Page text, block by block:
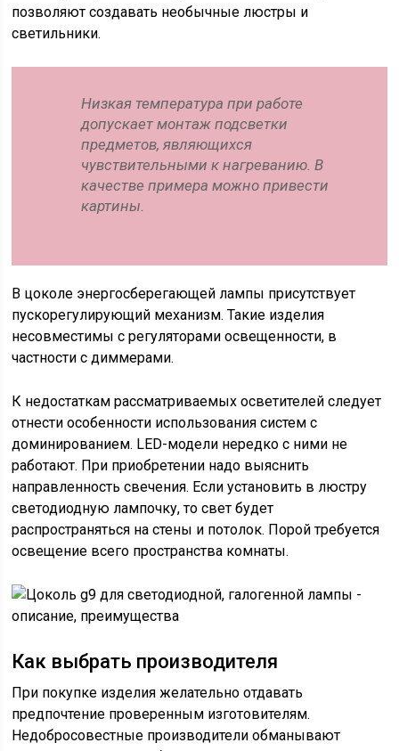
позволяют создавать необычные люстры и
светильники.
Низкая температура при работе
допускает монтаж подсветки
предметов, являющихся
чувствительными к нагреванию. В
качестве примера можно привести
картины.
В цоколе энергосберегающей лампы присутствует
пускорегулирующий механизм. Такие изделия
несовместимы с регуляторами освещенности, в
частности с диммерами.
К недостаткам рассматриваемых осветителей следует
отнести особенности использования систем с
доминированием. LED-модели нередко с ними не
работают. При приобретении надо выяснить
направленность свечения. Если установить в люстру
светодиодную лампочку, то свет будет
распространяться на стены и потолок. Порой требуется
освещение всего пространства комнаты.
Как выбрать производителя
При покупке изделия желательно отдавать
предпочтение проверенным изготовителям.
Недобросовестные производители обманывают